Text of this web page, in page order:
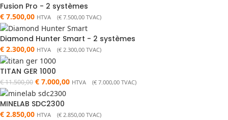
Fusion Pro - 2 systèmes
€ 7.500,00 HTVA (€ 7.500,00 TVAC)
Diamond Hunter Smart - 2 systèmes
€ 2.300,00 HTVA (€ 2.300,00 TVAC)
TITAN GER 1000
€11.500,00 € 7.000,00 HTVA (€ 7.000,00 TVAC)
MINELAB SDC2300
€ 2.850,00 HTVA (€ 2.850,00 TVAC)